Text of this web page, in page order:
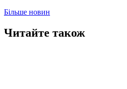
Більше новин
Читайте також